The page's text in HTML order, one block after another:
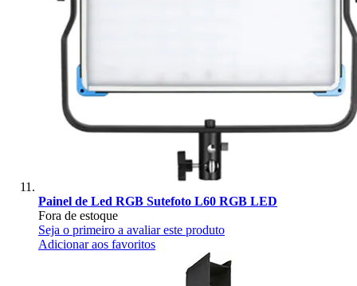
Painel de Led RGB Sutefoto L60 RGB LED
Fora de estoque
Seja o primeiro a avaliar este produto
Adicionar aos favoritos